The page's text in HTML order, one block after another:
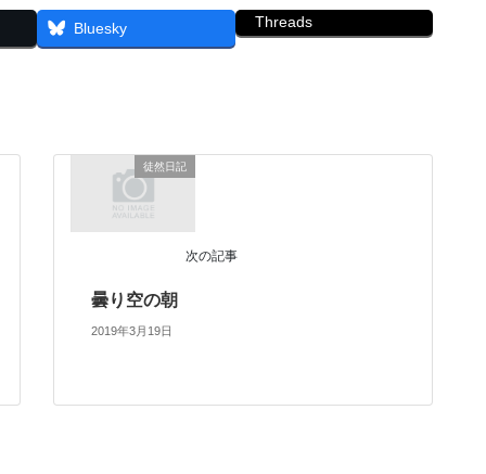
Bluesky Threads
徒然日記
次の記事
曇り空の朝
2019年3月19日